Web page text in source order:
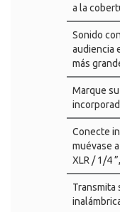
a la
Sonido
audiencia
más
Marque
Conecte
muévase
XLR / 1/4
Transmita